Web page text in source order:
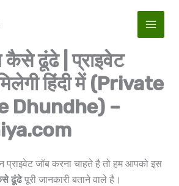
कैसे ढूंढे | प्राइवेट
हिंदी में (Private
Dhundhe) –
प्राइवेट जॉब करना चाहते है तो हम आपको इस
ढूंढेपूरी जानकारी बताने वाले है।